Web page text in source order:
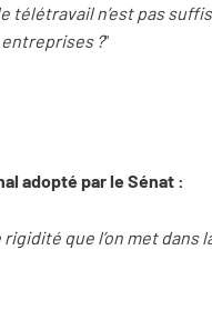
n’est pas
?"
adopté par le Sénat :
que l’on met dans